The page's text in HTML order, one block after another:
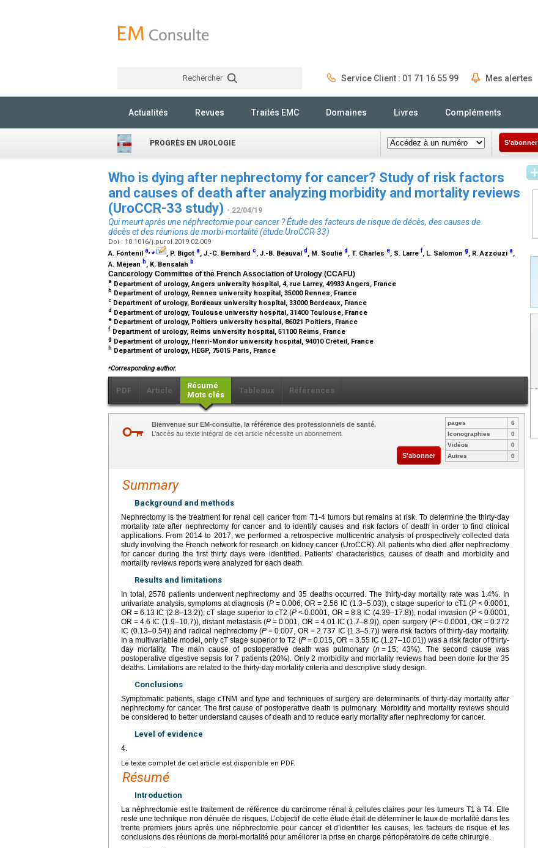
Rechercher Service Client : 01 71 16 55 99 Mes alertes
Actualités Revues Traités EMC Domaines Livres Compléments
PROGRÈS EN UROLOGIE S'abonner
Who is dying after nephrectomy for cancer? Study of risk factors
and causes of death after analyzing morbidity and mortality reviews
(UroCCR-33 study) - 22/04/19
Qui meurt après une néphrectomie pour cancer ? Étude des facteurs de risque de décès, des causes de
décès et des réunions de morbi-mortalité (étude UroCCR-33)
Doi : 10.1016/j.purol.2019.02.009
A. Fontenil a,⁎ , P. Bigot a, J.-C. Bernhard c, J.-B. Beauval d , M. Soulié d , T. Charles e, S. Larre f, L. Salomon g, R. Azzouzi a,
A. Méjean h, K. Bensalah b
Cancerology Committee of the French Association of Urology (CCAFU)
a Department of urology, Angers university hospital, 4, rue Larrey, 49933 Angers, France
b Department of urology, Rennes university hospital, 35000 Rennes, France
c Department of urology, Bordeaux university hospital, 33000 Bordeaux, France
d Department of urology, Toulouse university hospital, 31400 Toulouse, France
e Department of urology, Poitiers university hospital, 86021 Poitiers, France
f Department of urology, Reims university hospital, 51100 Reims, France
g Department of urology, Henri-Mondor university hospital, 94010 Créteil, France
h Department of urology, HEGP, 75015 Paris, France
⁎Corresponding author.
PDF Article
Résumé
Mots clés
Tableaux Références
Bienvenue sur EM-consulte, la référence des professionnels de santé.
L’accès au texte intégral de cet article nécessite un abonnement.
S'abonner
pages
6
Iconographies
0
Vidéos
0
Autres
0
Summary
Background and methods
Nephrectomy is the treatment for renal cell cancer from T1-4 tumors but remains at risk. To determine the thirty-day
mortality rate after nephrectomy for cancer and to identify causes and risk factors of death in order to find clinical
applications. From 2014 to 2017, we performed a retrospective multicentric analysis of prospectively collected data
study involving the French network for research on kidney cancer (UroCCR). All patients who died after nephrectomy
for cancer during the first thirty days were identified. Patients’ characteristics, causes of death and morbidity and
mortality reviews reports were analyzed for each death.
Results and limitations
In total, 2578 patients underwent nephrectomy and 35 deaths occurred. The thirty-day mortality rate was 1.4%. In
univariate analysis, symptoms at diagnosis (P = 0.006, OR = 2.56 IC (1.3–5.03)), c stage superior to cT1 (P < 0.0001,
OR = 6.13 IC (2.8–13.2)), cT stage superior to cT2 (P < 0.0001, OR = 8.8 IC (4.39–17.8)), nodal invasion (P < 0.0001,
OR = 4.6 IC (1.9–10.7)), distant metastasis (P = 0.001, OR = 4.01 IC (1.7–8.9)), open surgery (P < 0.0001, OR = 0.272
IC (0.13–0.54)) and radical nephrectomy (P = 0.007, OR = 2.737 IC (1.3–5.7)) were risk factors of thirty-day mortality.
In a multivariable model, only cT stage superior to T2 (P = 0.015, OR = 3.55 IC (1.27–10.01)) was a risk factor of thirty-
day mortality. The main cause of postoperative death was pulmonary (n = 15; 43%). The second cause was
postoperative digestive sepsis for 7 patients (20%). Only 2 morbidity and mortality reviews had been done for the 35
deaths. Limitations are related to the thirty-day mortality criteria and descriptive study design.
Conclusions
Symptomatic patients, stage cTNM and type and techniques of surgery are determinants of thirty-day mortality after
nephrectomy for cancer. The first cause of postoperative death is pulmonary. Morbidity and mortality reviews should
be considered to better understand causes of death and to reduce early mortality after nephrectomy for cancer.
Level of evidence
4.
Le texte complet de cet article est disponible en PDF.
Résumé
Introduction
La néphrectomie est le traitement de référence du carcinome rénal à cellules claires pour les tumeurs T1 à T4. Elle
reste une technique non dénuée de risques. L’objectif de cette étude était de déterminer le taux de mortalité dans les
trente premiers jours après une néphrectomie pour cancer et d’identifier les causes, les facteurs de risque et les
conclusions des réunions de morbi-mortalité pour améliorer la prise en charge périopératoire de cette chirurgie.